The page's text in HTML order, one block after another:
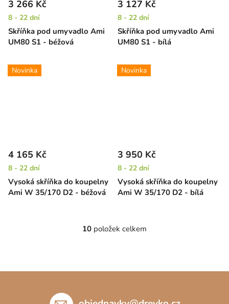
Skříňka pod umyvadlo Ami
UM80 S1 - béžová
3 266 Kč
8 - 22 dní
Skříňka pod umyvadlo Ami
UM80 S1 - bílá
3 127 Kč
8 - 22 dní
Novinka
Vysoká skříňka do koupelny
Ami W 35/170 D2 - béžová
4 165 Kč
8 - 22 dní
Novinka
Vysoká skříňka do koupelny
Ami W 35/170 D2 - bílá
3 950 Kč
8 - 22 dní
O
c
10 položek celkem